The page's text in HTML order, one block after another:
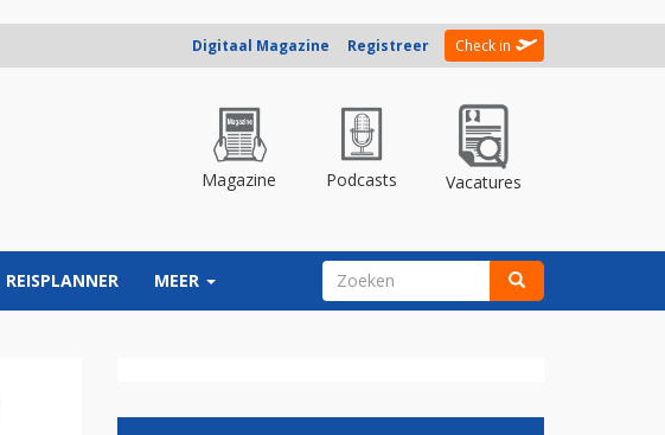
Digitaal Magazine Registreer Check in
Magazine Podcasts Vacatures
REISPLANNER MEER ZOEKVELD